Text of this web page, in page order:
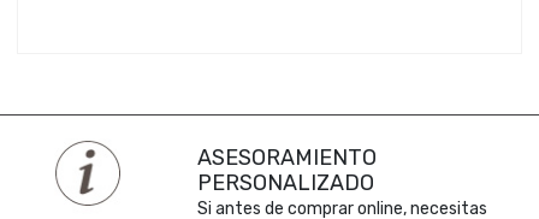
ASESORAMIENTO
PERSONALIZADO
Si antes de comprar online, necesitas